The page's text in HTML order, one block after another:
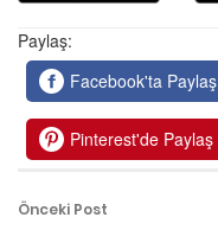
Paylaş:
Facebook'ta Paylaş
Pinterest'de Paylaş
Önceki Post